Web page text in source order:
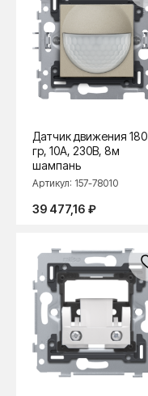
Датчик движения 180
гр, 10А, 230В, 8м
шампань
Артикул: 157-78010
39 477,16 ₽